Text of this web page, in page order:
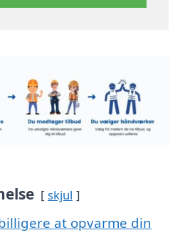
skjul
at opvarme din